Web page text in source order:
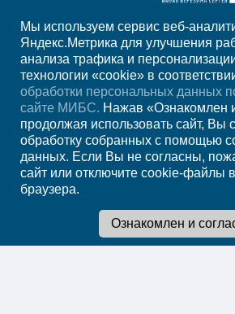
+7 (391) 989-
ежедневно с 07:00 до
Регион
Записаться на
прием
Мы используем сервис веб-
Яндекс.Метрика для улучшения
анализа трафика и
технологии «cookie» в
обработки персональных данных
сайте МИБС. Нажав «Ознакомлен
продолжая использовать сайт, Вы
обработку собранных с помощью
данных. Если Вы не согласны,
сайт или отключите cookie-файлы
браузера.